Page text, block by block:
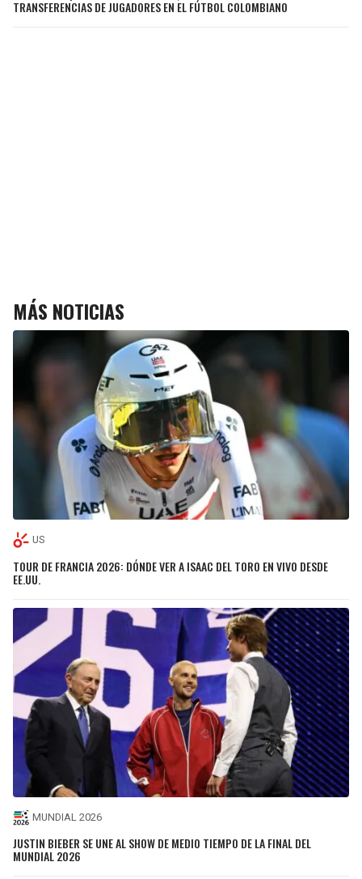
TRANSFERENCIAS DE JUGADORES EN EL FÚTBOL COLOMBIANO
MÁS NOTICIAS
US
TOUR DE FRANCIA 2026: DÓNDE VER A ISAAC DEL TORO EN VIVO DESDE
EE.UU.
MUNDIAL 2026
JUSTIN BIEBER SE UNE AL SHOW DE MEDIO TIEMPO DE LA FINAL DEL
MUNDIAL 2026